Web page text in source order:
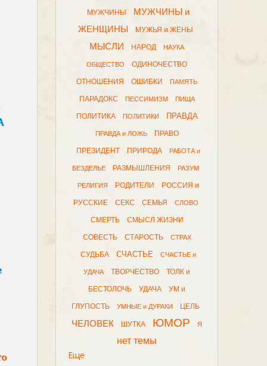
МУЖЧИНЫ
МУЖЧИНЫ и
ЖЕНЩИНЫ
МУЖЬЯ и ЖЕНЫ
МЫСЛИ НАРОД НАУКА
ОБЩЕСТВО ОДИНОЧЕСТВО
ОТНОШЕНИЯ ОШИБКИ ПАМЯТЬ
ПАРАДОКС ПЕССИМИЗМ ПИЩА
ПОЛИТИКА ПОЛИТИКИ ПРАВДА
ПРАВДА и ЛОЖЬ ПРАВО
ПРЕЗИДЕНТ ПРИРОДА РАБОТА и
БЕЗДЕЛЬЕ РАЗМЫШЛЕНИЯ РАЗУМ
РЕЛИГИЯ РОДИТЕЛИ РОССИЯ и
РУССКИЕ СЕКС СЕМЬЯ СЛОВО
СМЕРТЬ СМЫСЛ ЖИЗНИ
СОВЕСТЬ СТАРОСТЬ СТРАХ
СУДЬБА СЧАСТЬЕ СЧАСТЬЕ и
УДАЧА ТВОРЧЕСТВО ТОЛК и
БЕСТОЛОЧЬ УДАЧА УМ и
ГЛУПОСТЬ УМНЫЕ и ДУРАКИ ЦЕЛЬ
ЧЕЛОВЕК ШУТКА ЮМОР Я
нет темы
Еще